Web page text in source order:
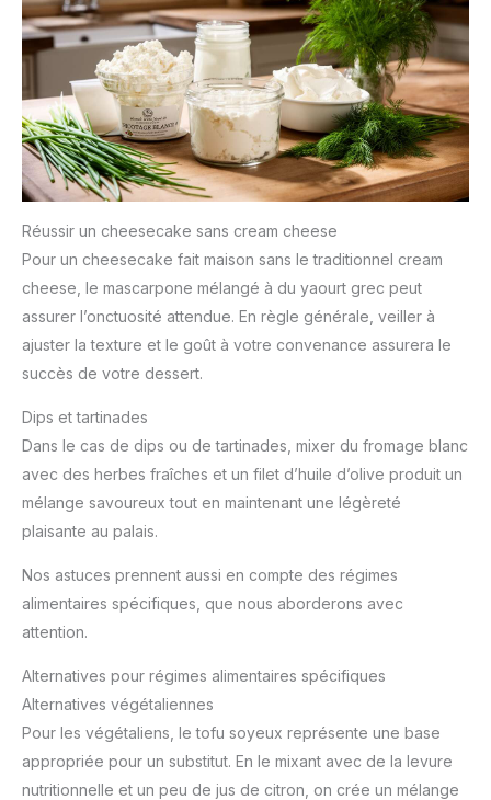
Réussir un cheesecake sans cream cheese
Pour un cheesecake fait maison sans le traditionnel cream
cheese, le mascarpone mélangé à du yaourt grec peut
assurer l’onctuosité attendue. En règle générale, veiller à
ajuster la texture et le goût à votre convenance assurera le
succès de votre dessert.
Dips et tartinades
Dans le cas de dips ou de tartinades, mixer du fromage blanc
avec des herbes fraîches et un filet d’huile d’olive produit un
mélange savoureux tout en maintenant une légèreté
plaisante au palais.
Nos astuces prennent aussi en compte des régimes
alimentaires spécifiques, que nous aborderons avec
attention.
Alternatives pour régimes alimentaires spécifiques
Alternatives végétaliennes
Pour les végétaliens, le tofu soyeux représente une base
appropriée pour un substitut. En le mixant avec de la levure
nutritionnelle et un peu de jus de citron, on crée un mélange